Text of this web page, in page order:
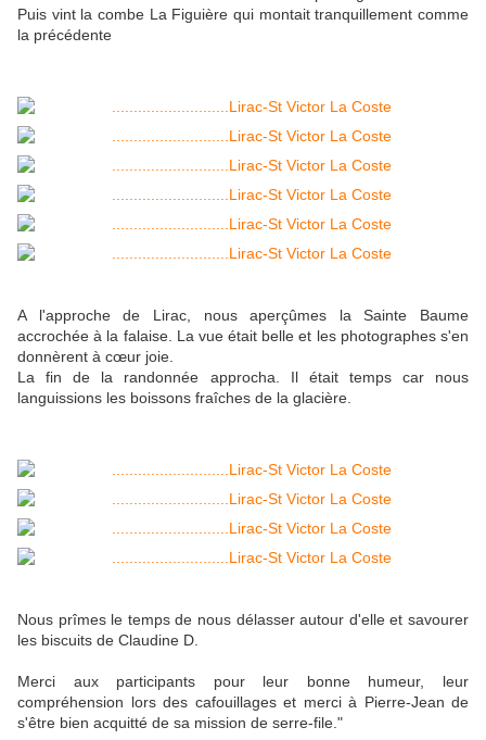
Puis vint la combe La Figuière qui montait tranquillement comme
la précédente
A l'approche de Lirac, nous aperçûmes la Sainte Baume
accrochée à la falaise. La vue était belle et les photographes s'en
donnèrent à cœur joie.
La fin de la randonnée approcha. Il était temps car nous
languissions les boissons fraîches de la glacière.
Nous prîmes le temps de nous délasser autour d'elle et savourer
les biscuits de Claudine D.
Merci aux participants pour leur bonne humeur, leur
compréhension lors des cafouillages et merci à Pierre-Jean de
s'être bien acquitté de sa mission de serre-file."